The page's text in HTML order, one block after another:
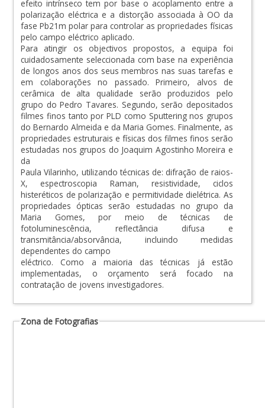
efeito intrínseco tem por base o acoplamento entre a
polarização eléctrica e a distorção associada à OO da
fase Pb21m polar para controlar as propriedades físicas
pelo campo eléctrico aplicado.
Para atingir os objectivos propostos, a equipa foi
cuidadosamente seleccionada com base na experiência
de longos anos dos seus membros nas suas tarefas e
em colaborações no passado. Primeiro, alvos de
cerâmica de alta qualidade serão produzidos pelo
grupo do Pedro Tavares. Segundo, serão depositados
filmes finos tanto por PLD como Sputtering nos grupos
do Bernardo Almeida e da Maria Gomes. Finalmente, as
propriedades estruturais e físicas dos filmes finos serão
estudadas nos grupos do Joaquim Agostinho Moreira e
da
Paula Vilarinho, utilizando técnicas de: difração de raios-
X, espectroscopia Raman, resistividade, ciclos
histeréticos de polarização e permitividade dielétrica. As
propriedades ópticas serão estudadas no grupo da
Maria Gomes, por meio de técnicas de
fotoluminescência, reflectância difusa e
transmitância/absorvância, incluindo medidas
dependentes do campo
eléctrico. Como a maioria das técnicas já estão
implementadas, o orçamento será focado na
contratação de jovens investigadores.
Zona de Fotografias